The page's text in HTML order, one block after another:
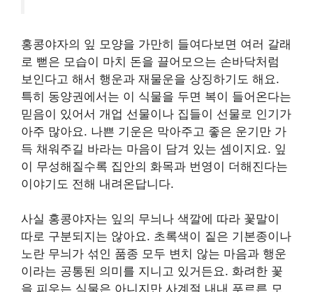
홍콩야자의 잎 모양을 가만히 들여다보면 여러 갈래
로 뻗은 모습이 마치 돈을 끌어모으는 손바닥처럼
보인다고 해서 행운과 재물운을 상징하기도 해요.
특히 동양권에서는 이 식물을 두면 복이 들어온다는
믿음이 있어서 개업 선물이나 집들이 선물로 인기가
아주 많아요. 나쁜 기운은 막아주고 좋은 운기만 가
득 채워주길 바라는 마음이 담겨 있는 셈이지요. 잎
이 무성해질수록 집안의 화목과 번영이 더해진다는
이야기도 전해 내려온답니다.
사실 홍콩야자는 잎의 무늬나 색깔에 따라 꽃말이
따로 구분되지는 않아요. 초록색이 짙은 기본종이나
노란 무늬가 섞인 품종 모두 변치 않는 마음과 행운
이라는 공통된 의미를 지니고 있거든요. 화려한 꽃
을 피우는 식물은 아니지만 사계절 내내 푸르른 모